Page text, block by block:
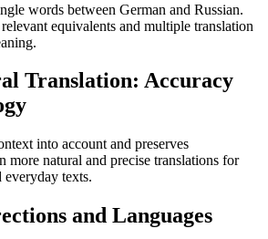
words between German and Russian.
equivalents and multiple translation
Translation: Accuracy
into account and preserves
more natural and precise translations for
everyday texts.
and Languages